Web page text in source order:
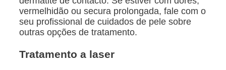
vermelhidão ou secura prolongada, fale com o
seu profissional de cuidados de pele sobre
outras opções de tratamento.
Tratamento a laser